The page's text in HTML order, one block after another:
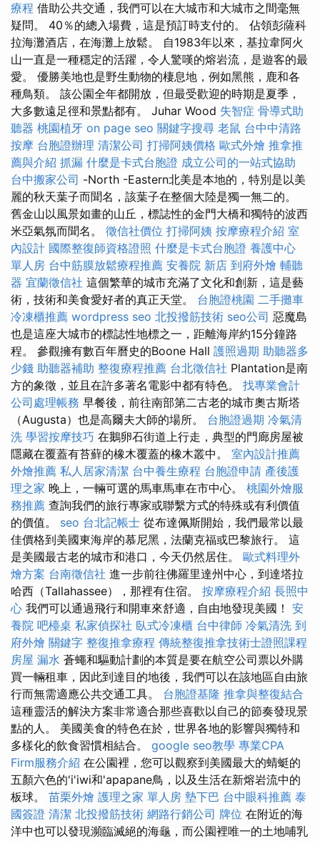
療程 借助公共交通，我們可以在大城市和大城市之間毫無
疑問。 40％的總入場費，這是預訂時支付的。 佔領彭薩科
拉海灘酒店，在海灘上放鬆。 自1983年以來，基拉韋阿火
山一直是一種穩定的活躍，令人驚嘆的熔岩流，是遊客的最
愛。 優勝美地也是野生動物的棲息地，例如黑熊，鹿和各
種鳥類。 該公園全年都開放，但最受歡迎的時期是夏季，
大多數遠足徑和景點都有。 Juhar Wood 失智症 骨導式助
聽器 桃園植牙 on page seo 關鍵字搜尋 老鼠 台中中清路
按摩 台胞證辦理 清潔公司 打掃阿姨價格 歐式外燴 推拿推
薦與介紹 抓漏 什麼是卡式台胞證 成立公司的一站式協助
台中搬家公司 -North -Eastern北美是本地的，特別是以美
麗的秋天葉子而聞名，該葉子在整個大陸是獨一無二的。
舊金山以風景如畫的山丘，標誌性的金門大橋和獨特的波西
米亞氣氛而聞名。 徵信社價位 打掃阿姨 按摩療程介紹 室
內設計 國際整復師資格證照 什麼是卡式台胞證 養護中心
單人房 台中筋膜放鬆療程推薦 安養院 新店 到府外燴 輔聽
器 宜蘭徵信社 這個繁華的城市充滿了文化和創新，這是藝
術，技術和美食愛好者的真正天堂。 台胞證桃園 二手攤車
冷凍櫃推薦 wordpress seo 北投撥筋技術 seo公司 惡魔島
也是這座大城市的標誌性地標之一，距離海岸約15分鐘路
程。 參觀擁有數百年曆史的Boone Hall 護照過期 助聽器多
少錢 助聽器補助 整復療程推薦 台北徵信社 Plantation是南
方的象徵，並且在許多著名電影中都有特色。 找專業會計
公司處理帳務 早餐後，前往南部第二古老的城市奧古斯塔
（Augusta）也是高爾夫大師的場所。 台胞證過期 冷氣清
洗 學習按摩技巧 在鵝卵石街道上行走，典型的門廊房屋被
隱藏在覆蓋有苔蘚的橡木覆蓋的橡木叢中。 室內設計推薦
外燴推薦 私人居家清潔 台中養生療程 台胞證申請 產後護
理之家 晚上，一輛可選的馬車馬車在市中心。 桃園外燴服
務推薦 查詢我們的旅行專家或聯繫方式的特殊或有利價值
的價值。 seo 台北記帳士 從布達佩斯開始，我們最常以最
佳價格到美國東海岸的慕尼黑，法蘭克福或巴黎旅行。 這
是美國最古老的城市和港口，今天仍然居住。 歐式料理外
燴方案 台南徵信社 進一步前往佛羅里達州中心，到達塔拉
哈西（Tallahassee），那裡有住宿。 按摩療程介紹 長照中
心 我們可以通過飛行和開車來舒適，自由地發現美國！ 安
養院 吧檯桌 私家偵探社 臥式冷凍櫃 台中律師 冷氣清洗 到
府外燴 關鍵字 整復推拿療程 傳統整復推拿技術士證照課程
房屋 漏水 蒼蠅和驅動計劃的本質是要在航空公司票以外購
買一輛租車，因此到達目的地後，我們可以在該地區自由旅
行而無需適應公共交通工具。 台胞證基隆 推拿與整復結合
這種靈活的解決方案非常適合那些喜歡以自己的節奏發現景
點的人。 美國美食的特色在於，世界各地的影響與獨特和
多樣化的飲食習慣相結合。 google seo教學 專業CPA
Firm服務介紹 在公園裡，您可以觀察到美國最大的蜻蜓的
五顏六色的'i'iwi和'apapane鳥，以及生活在新熔岩流中的
板球。 苗栗外燴 護理之家 單人房 墊下巴 台中眼科推薦 泰
國簽證 清潔 北投撥筋技術 網路行銷公司 牌位 在附近的海
洋中也可以發現瀕臨滅絕的海龜，而公園裡唯一的土地哺乳